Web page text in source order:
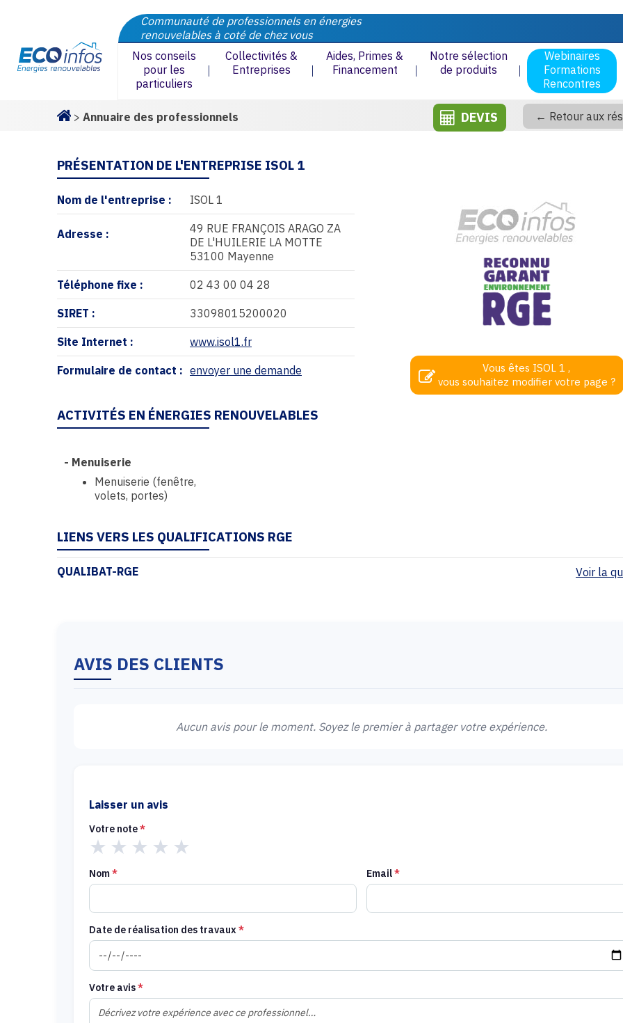
Communauté de professionnels en énergies
renouvelables à coté de chez vous
Nos conseils
pour les
particuliers
Collectivités &
Entreprises
Aides, Primes &
Financement
Notre sélection
de produits
Webinaires
Formations
Rencontres
> Annuaire des professionnels DEVIS ← Retour aux
PRÉSENTATION DE L'ENTREPRISE ISOL 1
Nom de l'entreprise : ISOL 1
Adresse :
49 RUE FRANÇOIS ARAGO ZA
DE L'HUILERIE LA MOTTE
53100 Mayenne
Téléphone fixe : 02 43 00 04 28
SIRET : 33098015200020
Site Internet : www.isol1.fr
Formulaire de contact : envoyer une demande
Vous êtes ISOL 1 ,
vous souhaitez modifier votre page ?
ACTIVITÉS EN ÉNERGIES RENOUVELABLES
- Menuiserie
Menuiserie (fenêtre,
volets, portes)
LIENS VERS LES QUALIFICATIONS RGE
QUALIBAT-RGE Voir la
AVIS DES CLIENTS
Aucun avis pour le moment. Soyez le premier à partager votre expérience.
Laisser un avis
Votre note*
★ ★ ★ ★ ★
Nom* Email*
Date de réalisation des travaux *
Votre avis*